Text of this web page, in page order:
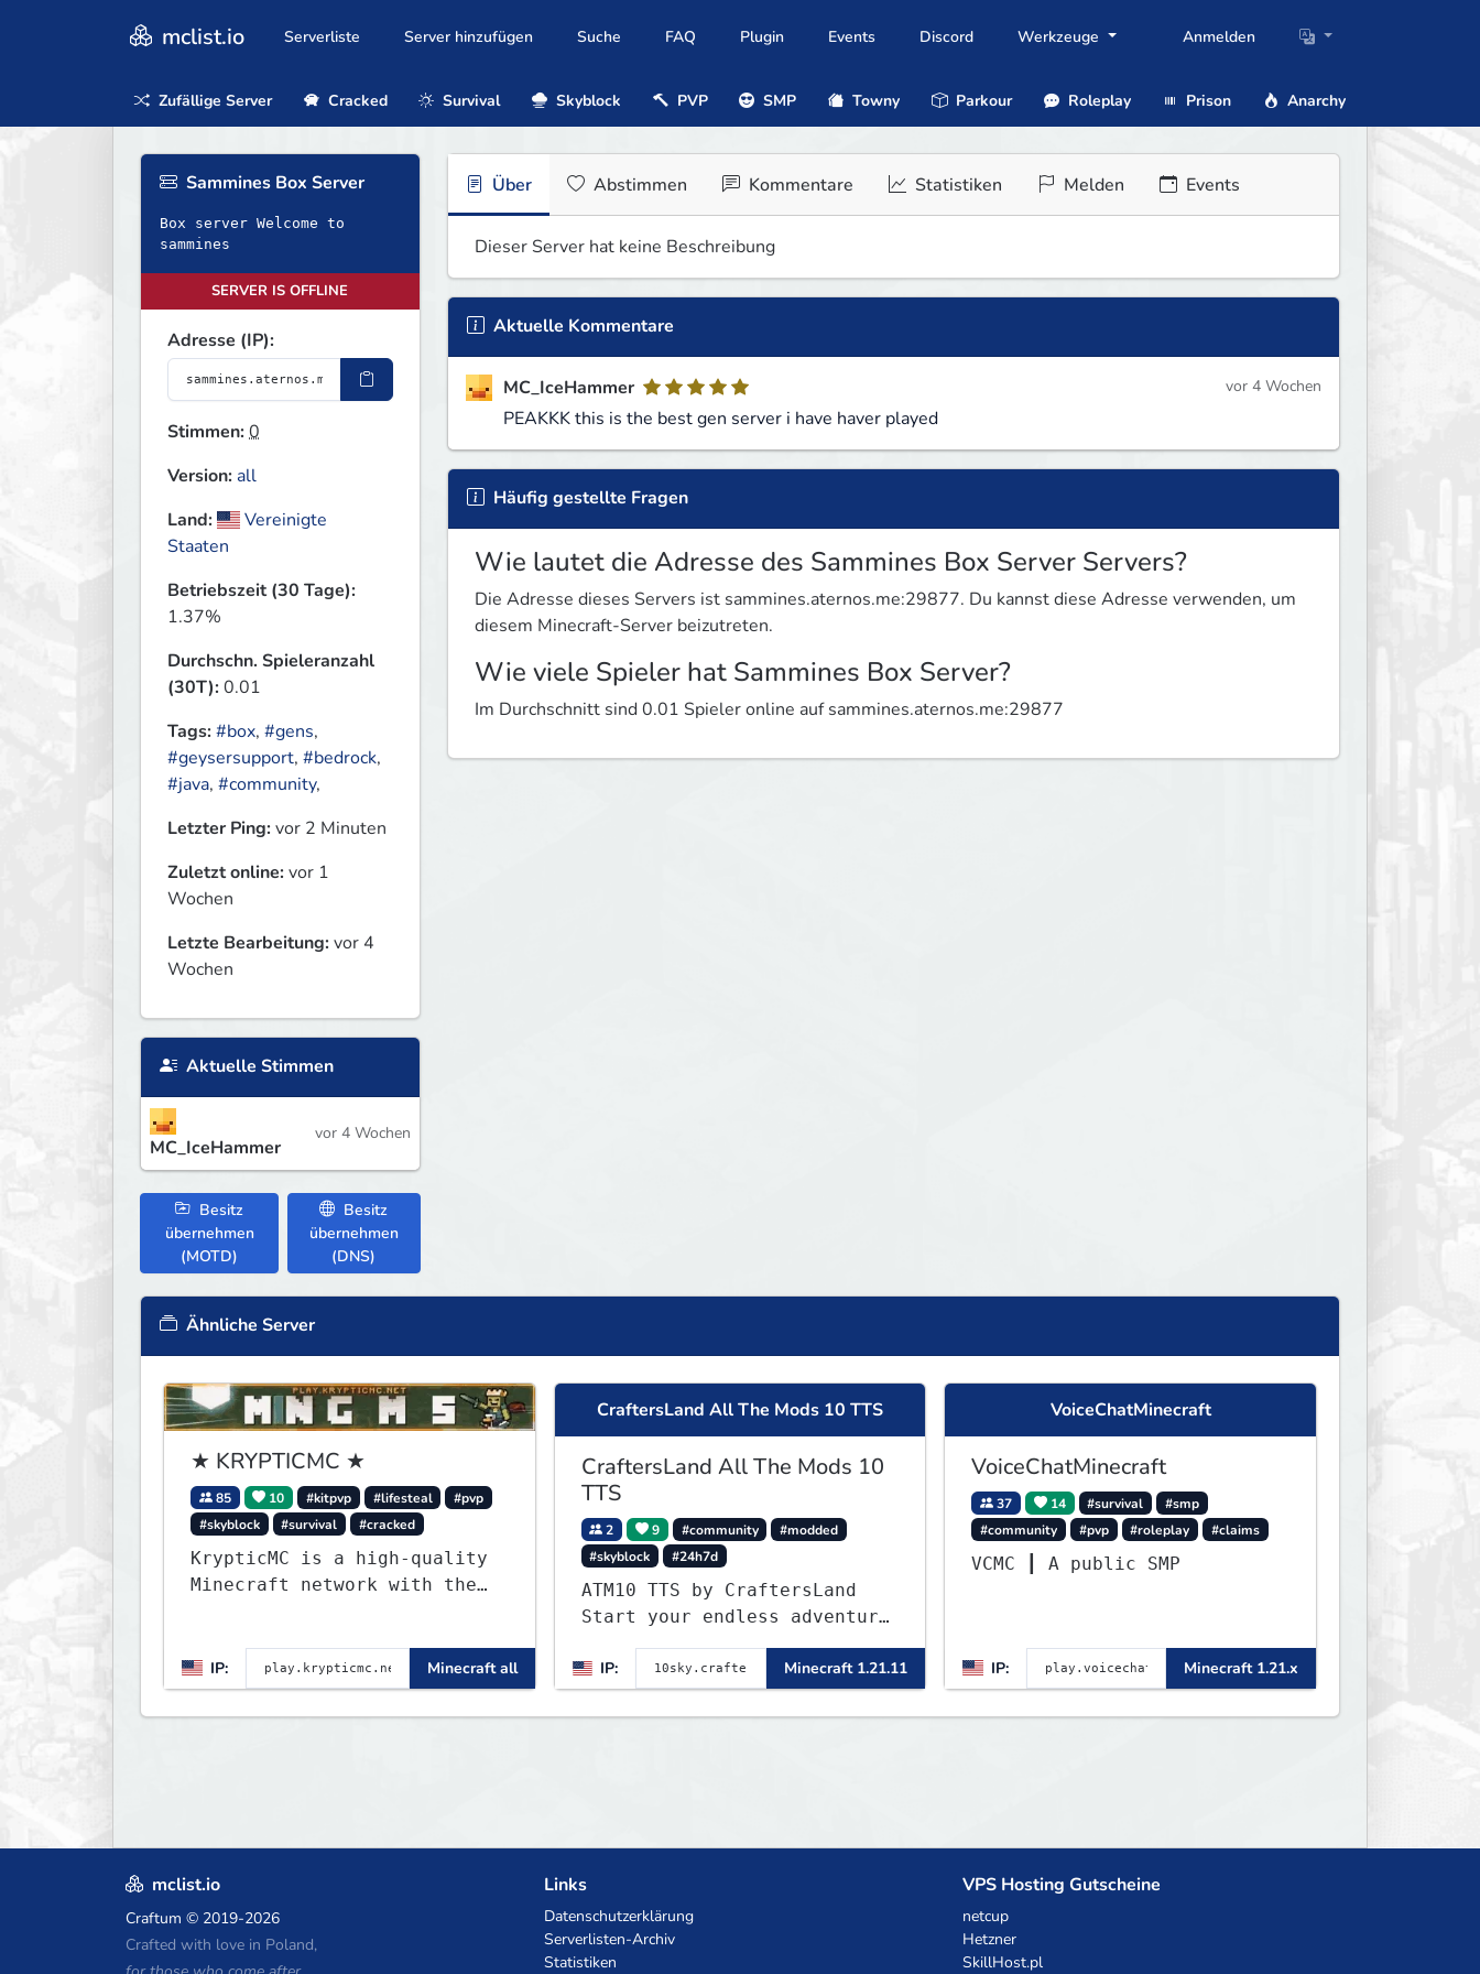
mclist.io Serverliste Server hinzufügen Suche FAQ Plugin Events Discord Werkzeuge Anmelden
Zufällige Server Cracked Survival Skyblock PVP SMP Towny Parkour Roleplay Prison Anarchy
Sammines Box Server
Box server Welcome to
sammines
SERVER IS OFFLINE
Adresse (IP):
Stimmen:0
Version: all
Land:
Vereinigte
Staaten
Betriebszeit (30 Tage):
1.37%
Durchschn. Spieleranzahl
(30T):0.01
Tags:#box, #gens,
#geysersupport, #bedrock,
#java, #community,
Letzter Ping:vor 2 Minuten
Zuletzt online:vor 1
Wochen
Letzte Bearbeitung:vor 4
Wochen
Aktuelle Stimmen
MC_IceHammer
vor 4 Wochen
Besitz
übernehmen
(MOTD)
Besitz
übernehmen
(DNS)
Über Abstimmen Kommentare Statistiken Melden Events
Dieser Server hat keine Beschreibung
Aktuelle Kommentare
MC_IceHammer
PEAKKK this is the best gen server i have haver played
vor 4 Wochen
Häufig gestellte Fragen
Wie lautet die Adresse des Sammines Box Server Servers?
Die Adresse dieses Servers ist sammines.aternos.me:29877. Du kannst diese Adresse verwenden, um
diesem Minecraft-Server beizutreten.
Wie viele Spieler hat Sammines Box Server?
Im Durchschnitt sind 0.01 Spieler online auf sammines.aternos.me:29877
Ähnliche Server
★ KRYPTICMC ★
85 10 #kitpvp #lifesteal
#pvp
#skyblock
#survival #cracked
KrypticMC is a high-quality
Minecraft network with the
Lifesteal, Prison, Practice,
Bedwars, Skywars, & much
much more!
IP: Minecraft all
CraftersLand All The Mods 10 TTS
CraftersLand All The Mods 10
TTS
2 9 #community
#modded
#skyblock
#24h7d
ATM10 TTS by CraftersLand
Start your endless adventure
IP:
Minecraft 1.21.11
VoiceChatMinecraft
VoiceChatMinecraft
37 14 #survival
#smp
#community
#pvp #roleplay #claims
VCMC ┃ A public SMP
IP: Minecraft 1.21.x
mclist.io
Craftum © 2019-2026
Crafted with love in Poland,
Links
Datenschutzerklärung
Serverlisten-Archiv
Statistiken
VPS Hosting Gutscheine
netcup
Hetzner
SkillHost.pl